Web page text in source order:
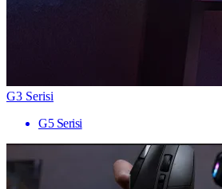
G3 Serisi
G5 Serisi